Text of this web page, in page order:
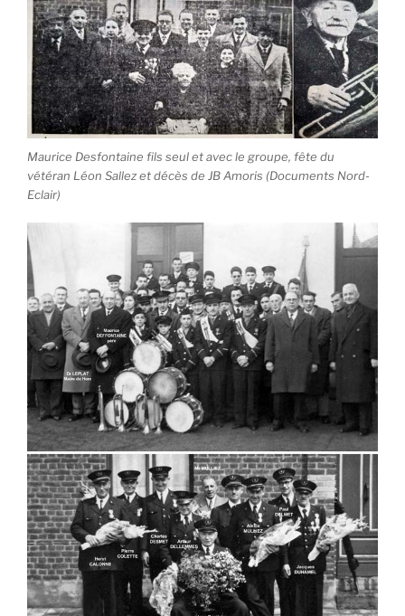
Maurice Desfontaine fils seul et avec le groupe, fête du
vétéran Léon Sallez et décès de JB Amoris (Documents Nord-
Eclair)